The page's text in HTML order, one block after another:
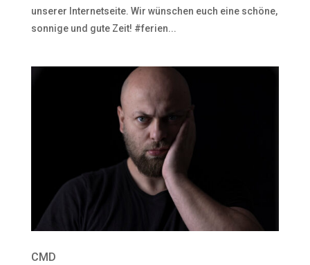
unserer Internetseite. Wir wünschen euch eine schöne,
sonnige und gute Zeit! #ferien...
CMD